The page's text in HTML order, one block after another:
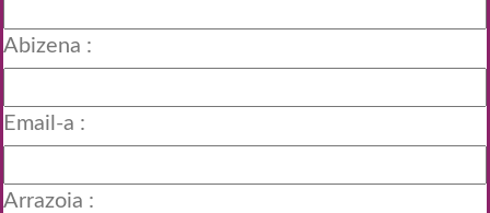
Abizena :
Email-a :
Arrazoia :